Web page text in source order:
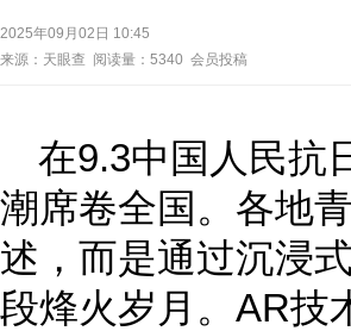
2025年09月02日 10:45
来源：天眼查 阅读量：5340 会员投稿
在9.3中国人民抗
潮席卷全国。各地
述，而是通过沉浸
段烽火岁月。AR技